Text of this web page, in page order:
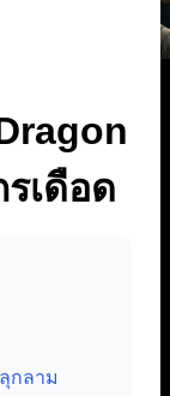
เดือด
กลาม